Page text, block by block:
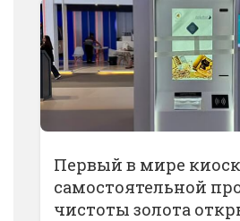
Первый в мире киоск
самостоятельной
чистоты золота